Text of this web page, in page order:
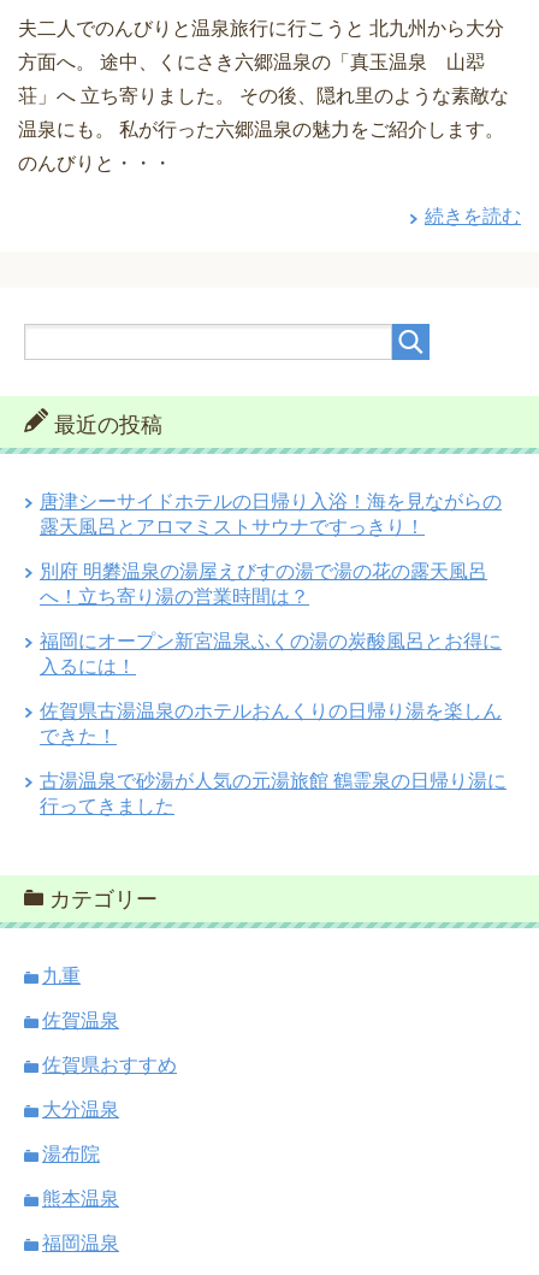
夫二人でのんびりと温泉旅行に行こうと 北九州から大分
方面へ。 途中、くにさき六郷温泉の「真玉温泉 山翆
荘」へ 立ち寄りました。 その後、隠れ里のような素敵な
温泉にも。 私が行った六郷温泉の魅力をご紹介します。
のんびりと・・・
続きを読む
最近の投稿
唐津シーサイドホテルの日帰り入浴！海を見ながらの
露天風呂とアロマミストサウナですっきり！
別府 明礬温泉の湯屋えびすの湯で湯の花の露天風呂
へ！立ち寄り湯の営業時間は？
福岡にオープン新宮温泉ふくの湯の炭酸風呂とお得に
入るには！
佐賀県古湯温泉のホテルおんくりの日帰り湯を楽しん
できた！
古湯温泉で砂湯が人気の元湯旅館 鶴霊泉の日帰り湯に
行ってきました
カテゴリー
九重
佐賀温泉
佐賀県おすすめ
大分温泉
湯布院
熊本温泉
福岡温泉